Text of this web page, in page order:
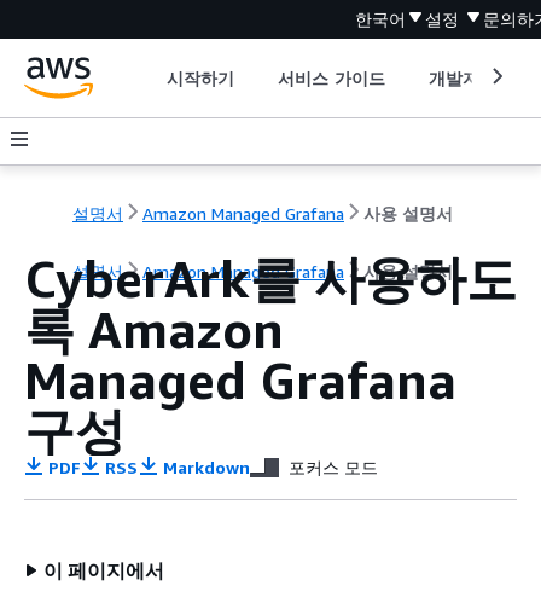
한국어 설정 문의하
시작하기 서비스 가이드 개발자 도구
설명서 Amazon Managed Grafana 사용 설명서
설명서 Amazon Managed Grafana 사용 설명서
CyberArk를 사용하도
록 Amazon
Managed Grafana
구성
PDF RSS Markdown 포커스 모드
이 페이지에서